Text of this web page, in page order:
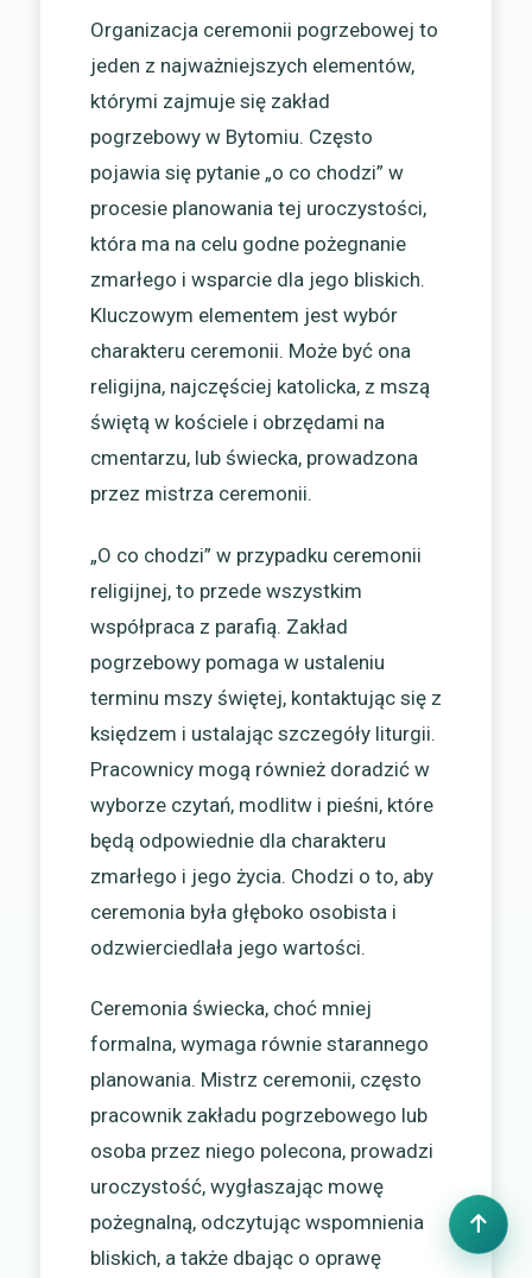
Organizacja ceremonii pogrzebowej to
jeden z najważniejszych elementów,
którymi zajmuje się zakład
pogrzebowy w Bytomiu. Często
pojawia się pytanie „o co chodzi” w
procesie planowania tej uroczystości,
która ma na celu godne pożegnanie
zmarłego i wsparcie dla jego bliskich.
Kluczowym elementem jest wybór
charakteru ceremonii. Może być ona
religijna, najczęściej katolicka, z mszą
świętą w kościele i obrzędami na
cmentarzu, lub świecka, prowadzona
przez mistrza ceremonii.
„O co chodzi” w przypadku ceremonii
religijnej, to przede wszystkim
współpraca z parafią. Zakład
pogrzebowy pomaga w ustaleniu
terminu mszy świętej, kontaktując się z
księdzem i ustalając szczegóły liturgii.
Pracownicy mogą również doradzić w
wyborze czytań, modlitw i pieśni, które
będą odpowiednie dla charakteru
zmarłego i jego życia. Chodzi o to, aby
ceremonia była głęboko osobista i
odzwierciedlała jego wartości.
Ceremonia świecka, choć mniej
formalna, wymaga równie starannego
planowania. Mistrz ceremonii, często
pracownik zakładu pogrzebowego lub
osoba przez niego polecona, prowadzi
uroczystość, wygłaszając mowę
pożegnalną, odczytując wspomnienia
bliskich, a także dbając o oprawę